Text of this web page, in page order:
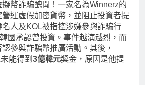
擬幣詐騙醜聞！一家名為Winnerz的
運虛假加密貨幣，並阻止投資者提
人及KOL被指控涉嫌參與詐騙行
國承認曾投資。事件越演越烈，而
參與詐騙幣推廣活動。其後，
能得到 3億韓元獎金，原因是他提